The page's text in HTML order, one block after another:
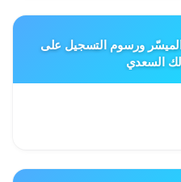
ورسوم التسجيل على
السعدي